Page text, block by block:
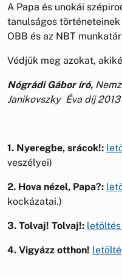
A Papa és unokái
tanulságos
OBB és az NBT
Védjük meg azokat,
Nógrádi Gábor író,
Janikovszky Éva díj
1. Nyeregbe, srácok!:
veszélyei)
2. Hova nézel, Papa?:
kockázatai.)
3. Tolvaj! Tolvaj!:
4. Vigyázz otthon!